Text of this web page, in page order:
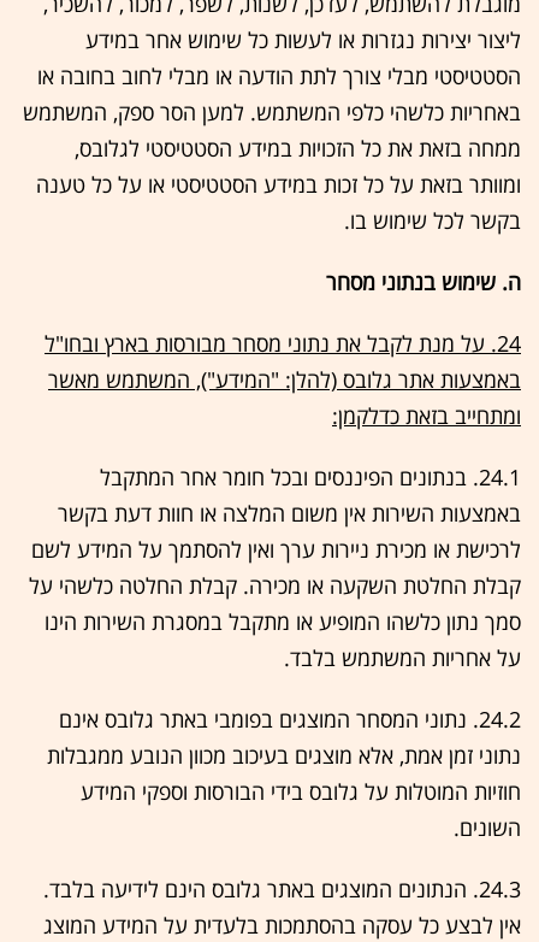
ליצור יצירות נגזרות או לעשות כל שימוש אחר במידע
הסטטיסטי מבלי צורך לתת הודעה או מבלי לחוב בחובה או
באחריות כלשהי כלפי המשתמש. למען הסר ספק, המשתמש
ממחה בזאת את כל הזכויות במידע הסטטיסטי לגלובס,
ומוותר בזאת על כל זכות במידע הסטטיסטי או על כל טענה
בקשר לכל שימוש בו.
ה. שימוש בנתוני מסחר
24. על מנת לקבל את נתוני מסחר מבורסות בארץ ובחו"ל
באמצעות אתר גלובס (להלן: "המידע"), המשתמש מאשר
ומתחייב בזאת כדלקמן:
24.1. בנתונים הפיננסים ובכל חומר אחר המתקבל
באמצעות השירות אין משום המלצה או חוות דעת בקשר
לרכישת או מכירת ניירות ערך ואין להסתמך על המידע לשם
קבלת החלטת השקעה או מכירה. קבלת החלטה כלשהי על
סמך נתון כלשהו המופיע או מתקבל במסגרת השירות הינו
על אחריות המשתמש בלבד.
24.2. נתוני המסחר המוצגים בפומבי באתר גלובס אינם
נתוני זמן אמת, אלא מוצגים בעיכוב מכוון הנובע ממגבלות
חוזיות המוטלות על גלובס בידי הבורסות וספקי המידע
השונים.
24.3. הנתונים המוצגים באתר גלובס הינם לידיעה בלבד.
אין לבצע כל עסקה בהסתמכות בלעדית על המידע המוצג